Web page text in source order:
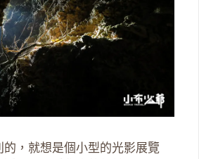
，就想是個小型的光影展覽